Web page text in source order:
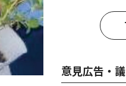
意見広告・